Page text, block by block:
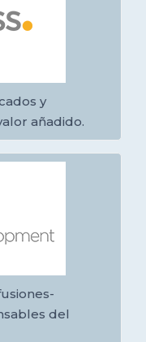
y
añadido.
del